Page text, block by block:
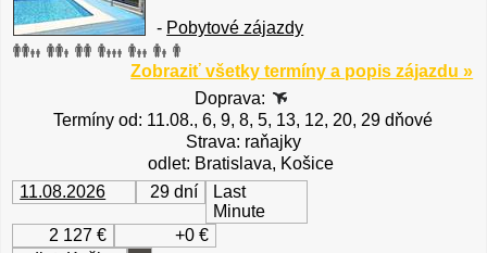
- Pobytové zájazdy
Zobraziť všetky termíny a popis zájazdu »
Doprava:
Termíny od: 11.08., 6, 9, 8, 5, 13, 12, 20, 29 dňové
Strava: raňajky
odlet: Bratislava, Košice
11.08.2026
29 dní
Last
Minute
2 127 €
+0 €